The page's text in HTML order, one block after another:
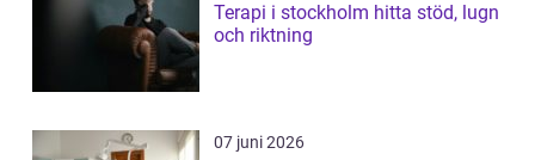
Terapi i stockholm hitta stöd, lugn
och riktning
07 juni 2026